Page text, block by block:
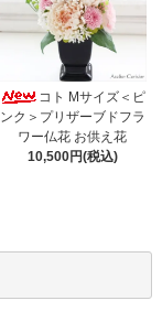
コト Mサイズ＜ピ
ンク＞プリザーブドフラ
ワー仏花 お供え花
10,500円(税込)